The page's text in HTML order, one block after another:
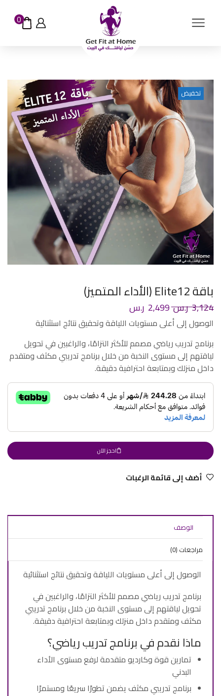
0
تخفيض
باقة Elite12 (الأداء المتميز)
3,124ر.س2,499 ر.س
الوصول إلى أعلى مستويات اللياقة وتحقيق نتائج استثنائية
برنامج تدريب رياضي مصمم للأكثر التزامًا، والراغبين في تحويل
لياقتهم إلى مستوى النخبة من خلال برنامج تدريبي مكثف ومتقدم
داخل منزلك وبمتابعة احترافية دقيقة.
احجز الآن
أضف إلى قائمة الرغبات
الوصف
مراجعات (0)
الوصول إلى أعلى مستويات اللياقة وتحقيق نتائج استثنائية
برنامج تدريب رياضي مصمم للأكثر التزامًا، والراغبين في
تحويل لياقتهم إلى مستوى النخبة من خلال برنامج تدريبي
مكثف ومتقدم داخل منزلك وبمتابعة احترافية دقيقة.
ماذا نقدم في برنامج تدريب رياضي؟
تمارين قوة وكارديو متقدمة لرفع مستوى الأداء
البدني
برنامج تدريبي مكثف يضمن تطورًا سريعًا ومستمرًا